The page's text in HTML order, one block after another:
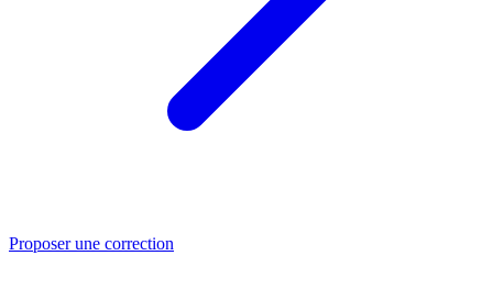
Proposer une correction